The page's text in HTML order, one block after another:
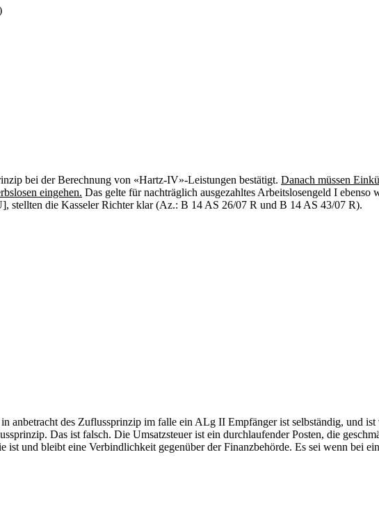
bei der Berechnung von «Hartz-IV»-Leistungen bestätigt. Danach müssen
eingehen. Das gelte für nachträglich ausgezahltes Arbeitslosengeld I
stellten die Kasseler Richter klar (Az.: B 14 AS 26/07 R und B 14 AS 43/07 R).
anbetracht des Zuflussprinzip im falle ein ALg II Empfänger ist selbständig, und
Das ist falsch. Die Umsatzsteuer ist ein durchlaufender Posten, die
und bleibt eine Verbindlichkeit gegenüber der Finanzbehörde. Es sei wenn bei